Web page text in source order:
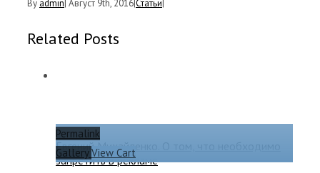
By admin| Август 9th, 2016|Статьи|
Related Posts
Permalink
GalleryView Cart
Евгений Михайленко. О том, что необходимо
запретить в рекламе